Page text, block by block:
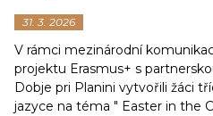
31. 3. 2026
V rámci mezinárodní
projektu Erasmus+ s
Dobje pri Planini vytvořili žáci
jazyce na téma " Easter in the